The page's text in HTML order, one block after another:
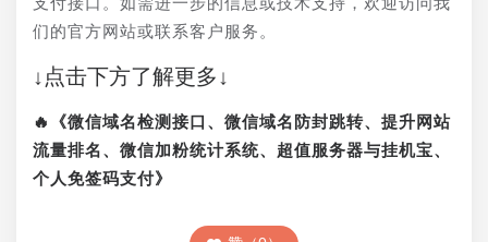
们的官方网站或联系客户服务。
↓点击下方了解更多↓
🔥《微信域名检测接口、微信域名防封跳转、提升网站
流量排名、微信加粉统计系统、超值服务器与挂机宝、
个人免签码支付》